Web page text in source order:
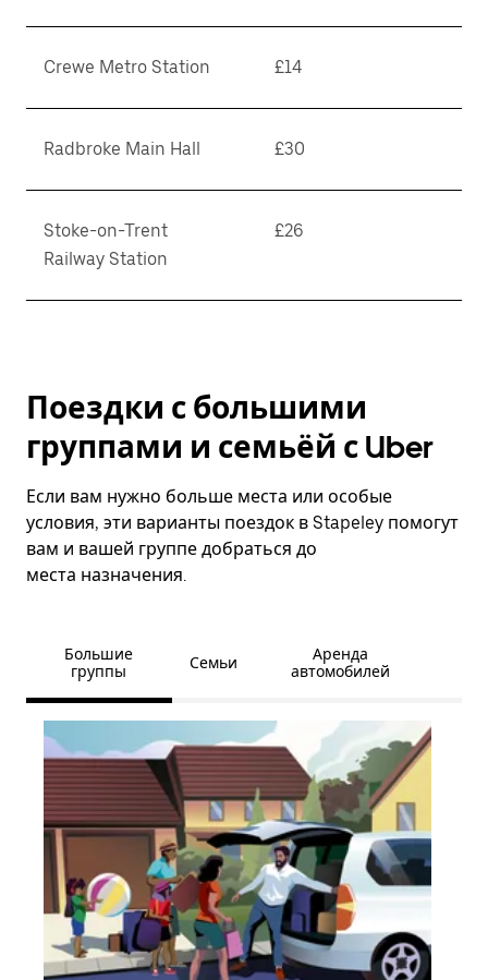
Crewe Metro Station £14
Radbroke Main Hall £30
Stoke-on-Trent
Railway Station
£26
Поездки с большими
группами и семьёй с Uber
Если вам нужно больше места или особые
условия, эти варианты поездок в Stapeley помогут
вам и вашей группе добраться до
места назначения.
Большие
группы
Семьи
Аренда
автомобилей